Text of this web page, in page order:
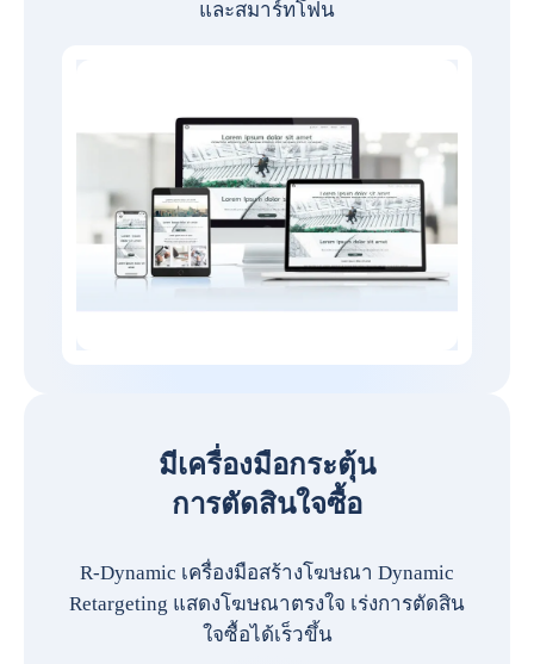
และสมาร์ทโฟน
มีเครื่องมือกระตุ้น
การตัดสินใจซื้อ
R-Dynamic เครื่องมือสร้างโฆษณา Dynamic
Retargeting แสดงโฆษณาตรงใจ เร่งการตัดสิน
ใจซื้อได้เร็วขึ้น